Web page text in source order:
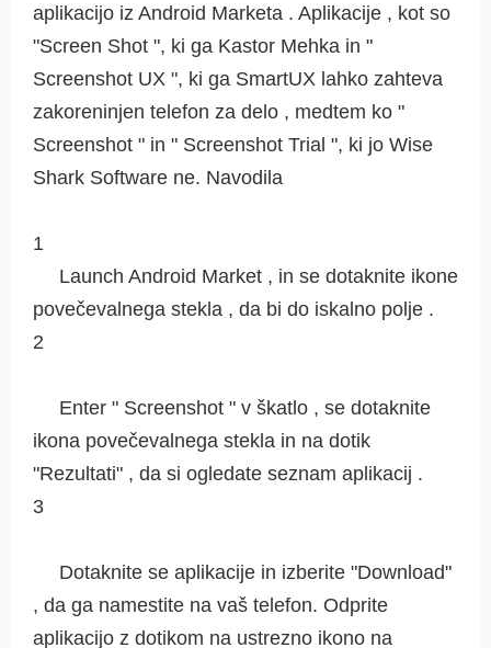
aplikacijo iz Android Marketa . Aplikacije , kot so
"Screen Shot ", ki ga Kastor Mehka in "
Screenshot UX ", ki ga SmartUX lahko zahteva
zakoreninjen telefon za delo , medtem ko "
Screenshot " in " Screenshot Trial ", ki jo Wise
Shark Software ne. Navodila
1
Launch Android Market , in se dotaknite ikone
povečevalnega stekla , da bi do iskalno polje .
2
Enter " Screenshot " v škatlo , se dotaknite
ikona povečevalnega stekla in na dotik
"Rezultati" , da si ogledate seznam aplikacij .
3
Dotaknite se aplikacije in izberite "Download"
, da ga namestite na vaš telefon. Odprite
aplikacijo z dotikom na ustrezno ikono na